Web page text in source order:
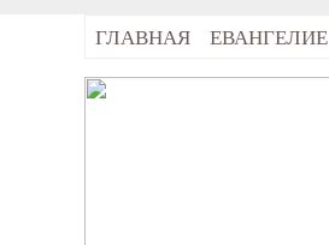
ГЛАВНАЯ ЕВАНГЕЛИЕ